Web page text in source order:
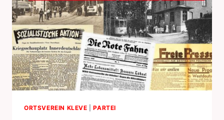
ORTSVEREIN KLEVE |PARTEI